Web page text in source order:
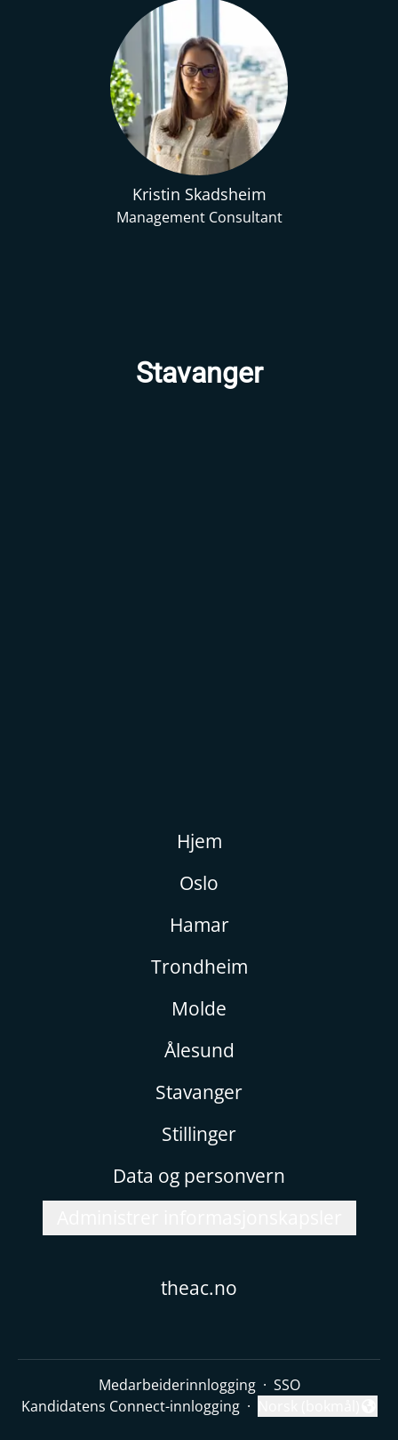
Kristin Skadsheim
Management Consultant
Stavanger
Hjem
Oslo
Hamar
Trondheim
Molde
Ålesund
Stavanger
Stillinger
Data og personvern
theac.no
Medarbeiderinnlogging · SSO
Kandidatens Connect-innlogging · Endre språk